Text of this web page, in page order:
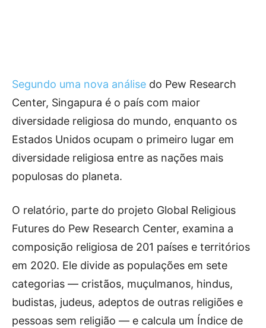
Segundo uma nova análise do Pew Research
Center, Singapura é o país com maior
diversidade religiosa do mundo, enquanto os
Estados Unidos ocupam o primeiro lugar em
diversidade religiosa entre as nações mais
populosas do planeta.
O relatório, parte do projeto Global Religious
Futures do Pew Research Center, examina a
composição religiosa de 201 países e territórios
em 2020. Ele divide as populações em sete
categorias — cristãos, muçulmanos, hindus,
budistas, judeus, adeptos de outras religiões e
pessoas sem religião — e calcula um Índice de